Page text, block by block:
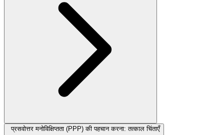
प्रसवोत्तर मनोविक्षिप्तता (PPP) की पहचान करना: तत्काल चिंताएँ